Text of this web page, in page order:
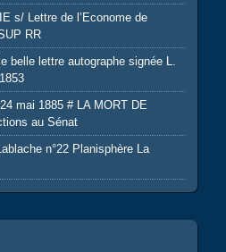
s/ Lettre de l’Econome de
RR
belle lettre autographe signée L.
mai 1885 # LA MORT DE
au Sénat
n°22 Planisphère La